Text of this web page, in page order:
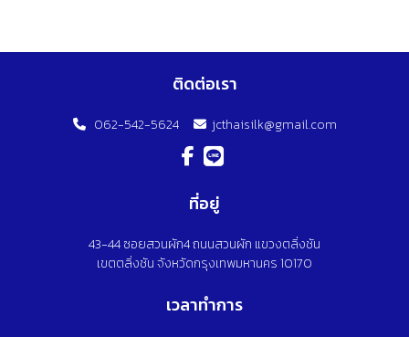
ติดต่อเรา
062-542-5624 jcthaisilk@gmail.com
ที่อยู่
43-44 ซอยสวนผัก4 ถนนสวนผัก แขวงตลิ่งชัน
เขตตลิ่งชัน จังหวัดกรุงเทพมหานคร 10170
เวลาทำการ